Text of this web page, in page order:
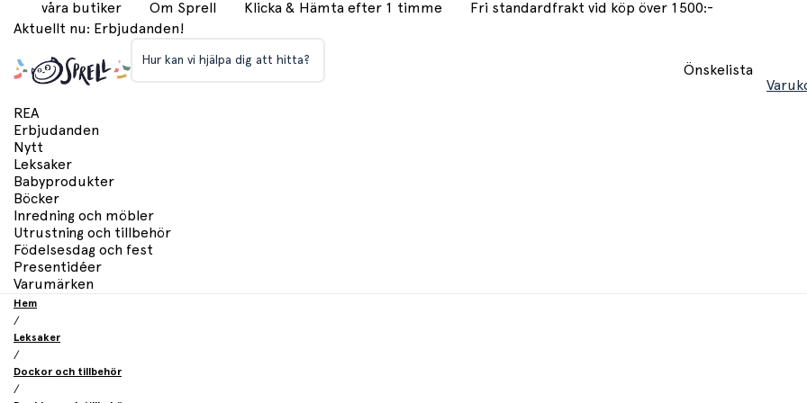
våra butiker Om Sprell Klicka & Hämta efter 1 timme
Fri standardfrakt vid köp över 1500:-
Aktuellt nu: Erbjudanden!
Hur kan vi hjälpa dig att hitta?
Önskelista
REA
Erbjudanden
Nytt
Leksaker
Babyprodukter
Böcker
Inredning och möbler
Utrustning och tillbehör
Födelsesdag och fest
Presentidéer
Varumärken
Hem
/
Leksaker
/
Dockor och tillbehör
/